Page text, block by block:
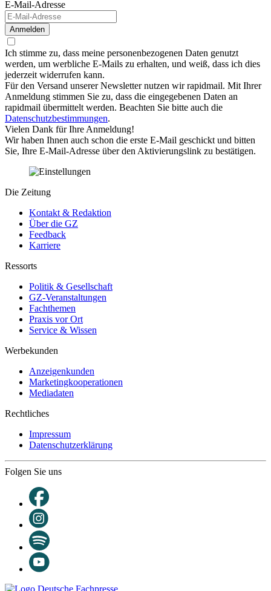
E-Mail-Adresse
Anmelden
Ich stimme zu, dass meine personenbezogenen Daten genutzt
werden, um werbliche E-Mails zu erhalten, und weiß, dass ich dies
jederzeit widerrufen kann.
Für den Versand unserer Newsletter nutzen wir rapidmail. Mit Ihrer
Anmeldung stimmen Sie zu, dass die eingegebenen Daten an
rapidmail übermittelt werden. Beachten Sie bitte auch die
Datenschutzbestimmungen.
Vielen Dank für Ihre Anmeldung!
Wir haben Ihnen auch schon die erste E-Mail geschickt und bitten
Sie, Ihre E-Mail-Adresse über den Aktivierungslink zu bestätigen.
Die Zeitung
Kontakt & Redaktion
Über die GZ
Feedback
Karriere
Ressorts
Politik & Gesellschaft
GZ-Veranstaltungen
Fachthemen
Praxis vor Ort
Service & Wissen
Werbekunden
Anzeigenkunden
Marketingkooperationen
Mediadaten
Rechtliches
Impressum
Datenschutzerklärung
Folgen Sie uns